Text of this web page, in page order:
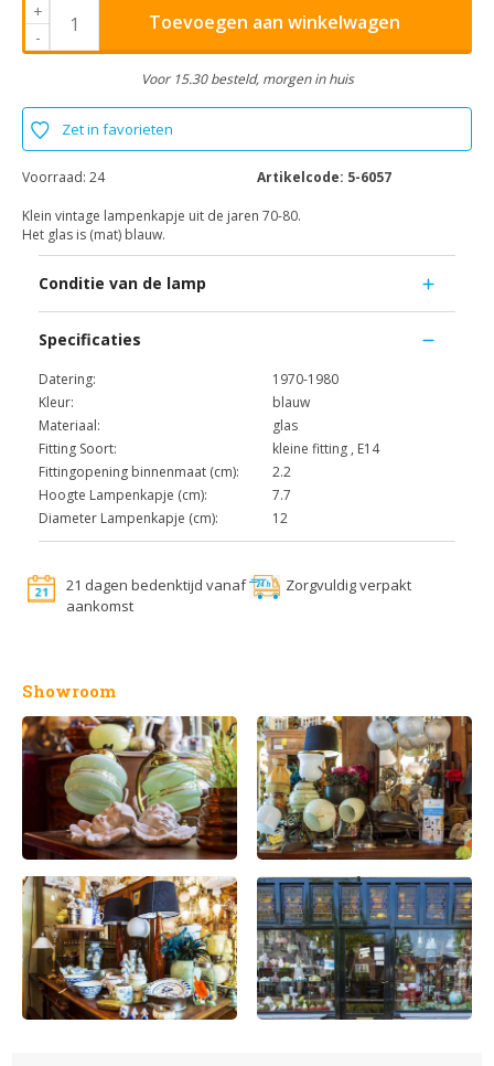
+
-
Toevoegen aan winkelwagen
Voor 15.30 besteld, morgen in huis
Zet in favorieten
Voorraad: 24 Artikelcode: 5-6057
Klein vintage lampenkapje uit de jaren 70-80.
Het glas is (mat) blauw.
Conditie van de lamp
Specificaties
Datering:
1970-1980
Kleur:
blauw
Materiaal:
glas
Fitting Soort:
kleine fitting , E14
Fittingopening binnenmaat (cm):
2.2
Hoogte Lampenkapje (cm):
7.7
Diameter Lampenkapje (cm):
12
21 dagen bedenktijd vanaf
aankomst
Zorgvuldig verpakt
Showroom